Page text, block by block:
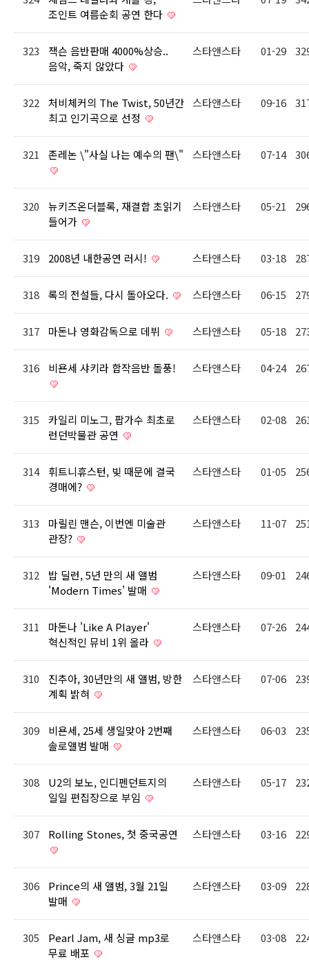
조인트 여름순회 공연 한다
323
잭슨 음반판매 4000%상승..
음악, 죽지 않았다
스타앤스타 01-29
322
처비체커의 The Twist, 50년간
최고 인기곡으로 선정
스타앤스타 09-16
321 존레논 \"사실 나는 예수의 팬\" 스타앤스타 07-14
320
뉴키즈온더블록, 재결합 초읽기
들어가
스타앤스타 05-21
319 2008년 내한공연 러시! 스타앤스타 03-18
318 록의 전설들, 다시 돌아오다. 스타앤스타 06-15
317 마돈나 영화감독으로 데뷔 스타앤스타 05-18
316 비욘세 샤키라 합작음반 돌풍! 스타앤스타 04-24
315
카일리 미노그, 팝가수 최초로
런던박물관 공연
스타앤스타 02-08
314
휘트니휴스턴, 빚 때문에 결국
경매에?
스타앤스타 01-05
313
마릴린 맨슨, 이번엔 미술관
관장?
스타앤스타 11-07
312
밥 딜런, 5년 만의 새 앨범
'Modern Times' 발매
스타앤스타 09-01
311
마돈나 'Like A Player'
혁신적인 뮤비 1위 올라
스타앤스타 07-26
310
진추아, 30년만의 새 앨범, 방한
계획 밝혀
스타앤스타 07-06
309
비욘세, 25세 생일맞아 2번째
솔로앨범 발매
스타앤스타 06-03
308
U2의 보노, 인디펜던트지의
일일 편집장으로 부임
스타앤스타 05-17
307 Rolling Stones, 첫 중국공연 스타앤스타 03-16
306
Prince의 새 앨범, 3월 21일
발매
스타앤스타 03-09
305
Pearl Jam, 새 싱글 mp3로
무료 배포
스타앤스타 03-08